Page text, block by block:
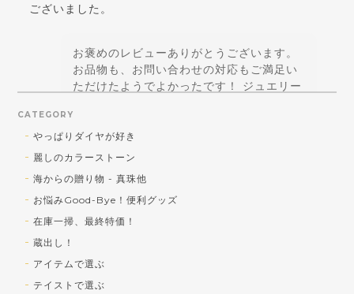
ございました。
お褒めのレビューありがとうございます。
お品物も、お問い合わせの対応もご満足い
ただけたようでよかったです！ ジュエリー
しくなければ、というポリシーは正解！と
思えるコメントで嬉しいです！ 引き続きご
CATEGORY
やっぱりダイヤが好き
麗しのカラーストーン
海からの贈り物 - 真珠他
お悩みGood-Bye！便利グッズ
在庫一掃、最終特価！
蔵出し！
アイテムで選ぶ
テイストで選ぶ